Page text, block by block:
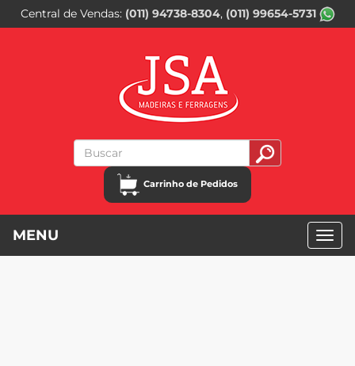
Central de Vendas (011) 94738-8304 (011) 99654-5731
Carrinho de Pedidos
MENU